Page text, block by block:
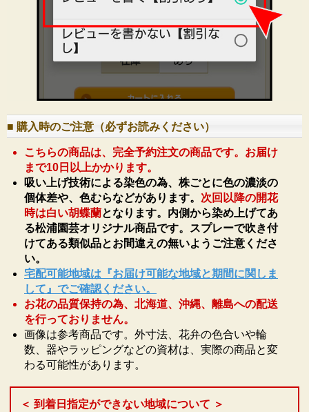
■ 購入時のご注意（必ずお読みください）
こちらの商品は、完全予約注文の商品です。お届け
まで10日以上かかります。
吸い上げ技術による染色の為、株ごとに色の濃淡の
個体差や、色むらなどがあります。 次回以降の開花
時は白い胡蝶蘭となります。内側から染め上げてあ
る松浦園芸オリジナル商品です。スプレーで吹き付
けてある類似品とお間違えの無いようご注意くださ
い。
宅配可能地域は『お届け可能な地域と期間に関しま
して』でご確認ください。
お花の品質保持の為、北海道、沖縄、離島への配送
を行っておりません。
画像は参考商品です。外寸法、花弁の色合いや輪
数、器やラッピングなどの資材は、実際の商品と変
わる可能性があります。
＜ 到着日指定ができない地域について ＞